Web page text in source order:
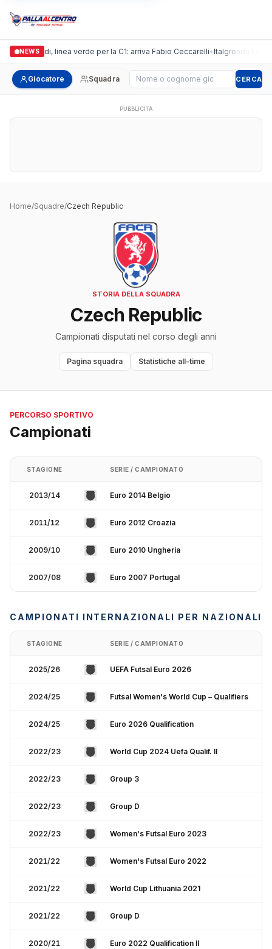
NEWS
Casalguidi, linea verde per la C1: arriva Fabio Ceccarelli•Italgronda Futsal
Giocatore Squadra Cerca giocatore CERCA
PUBBLICITÀ
Home/Squadre/Czech Republic
STORIA DELLA SQUADRA
Czech Republic
Campionati disputati nel corso degli anni
Pagina squadra Statistiche all-time
PERCORSO SPORTIVO
Campionati
STAGIONE SERIE / CAMPIONATO
2013/14 Euro 2014 Belgio
2011/12 Euro 2012 Croazia
2009/10 Euro 2010 Ungheria
2007/08 Euro 2007 Portugal
CAMPIONATI INTERNAZIONALI PER NAZIONALI
STAGIONE SERIE / CAMPIONATO
2025/26 UEFA Futsal Euro 2026
2024/25 Futsal Women's World Cup – Qualifiers
2024/25 Euro 2026 Qualification
2022/23 World Cup 2024 Uefa Qualif. II
2022/23 Group 3
2022/23 Group D
2022/23 Women's Futsal Euro 2023
2021/22 Women's Futsal Euro 2022
2021/22 World Cup Lithuania 2021
2021/22 Group D
2020/21 Euro 2022 Qualification II